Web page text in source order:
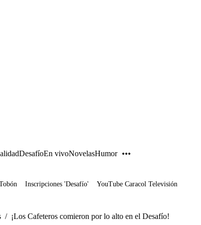
DesafíoEn vivoNovelasHumor
Inscripciones 'Desafío' YouTube Caracol Televisión
/ ¡Los Cafeteros comieron por lo alto en el Desafío!